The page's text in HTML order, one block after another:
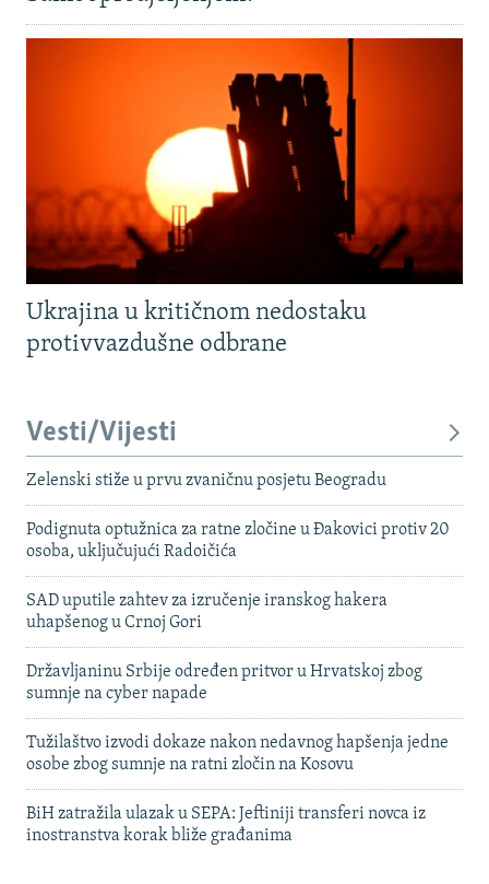
Ukrajina u kritičnom nedostaku
protivvazdušne odbrane
Vesti/Vijesti
Zelenski stiže u prvu zvaničnu posjetu Beogradu
Podignuta optužnica za ratne zločine u Đakovici protiv 20
osoba, uključujući Radoičića
SAD uputile zahtev za izručenje iranskog hakera
uhapšenog u Crnoj Gori
Državljaninu Srbije određen pritvor u Hrvatskoj zbog
sumnje na cyber napade
Tužilaštvo izvodi dokaze nakon nedavnog hapšenja jedne
osobe zbog sumnje na ratni zločin na Kosovu
BiH zatražila ulazak u SEPA: Jeftiniji transferi novca iz
inostranstva korak bliže građanima